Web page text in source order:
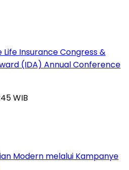
Life Insurance Congress &
(IDA) Annual Conference
WIB
Modern melalui Kampanye